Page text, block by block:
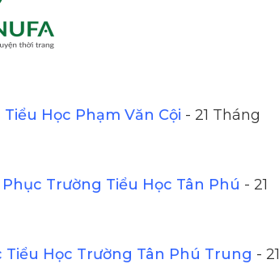
Học Phạm Văn Cội - 21 Tháng
Trường Tiểu Học Tân Phú - 21
Học Trường Tân Phú Trung - 21